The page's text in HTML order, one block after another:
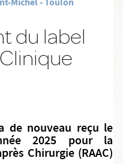
du label
de nouveau reçu le
2025 pour la
Chirurgie (RAAC)